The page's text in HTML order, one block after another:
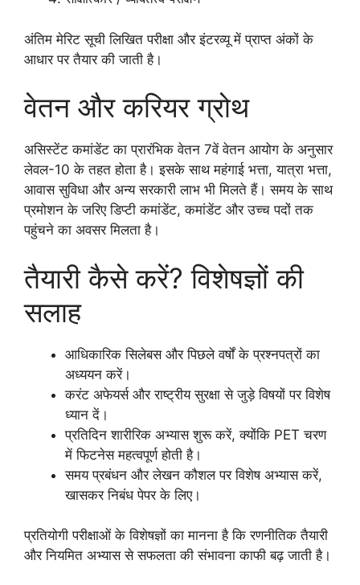
अंतिम मेरिट सूची लिखित परीक्षा और इंटरव्यू में प्राप्त अंकों के
आधार पर तैयार की जाती है।
वेतन और करियर ग्रोथ
असिस्टेंट कमांडेंट का प्रारंभिक वेतन 7वें वेतन आयोग के अनुसार
लेवल-10 के तहत होता है। इसके साथ महंगाई भत्ता, यात्रा भत्ता,
आवास सुविधा और अन्य सरकारी लाभ भी मिलते हैं। समय के साथ
प्रमोशन के जरिए डिप्टी कमांडेंट, कमांडेंट और उच्च पदों तक
पहुंचने का अवसर मिलता है।
तैयारी कैसे करें? विशेषज्ञों की
सलाह
आधिकारिक सिलेबस और पिछले वर्षों के प्रश्नपत्रों का
अध्ययन करें।
करंट अफेयर्स और राष्ट्रीय सुरक्षा से जुड़े विषयों पर विशेष
ध्यान दें।
प्रतिदिन शारीरिक अभ्यास शुरू करें, क्योंकि PET चरण
में फिटनेस महत्वपूर्ण होती है।
समय प्रबंधन और लेखन कौशल पर विशेष अभ्यास करें,
खासकर निबंध पेपर के लिए।
प्रतियोगी परीक्षाओं के विशेषज्ञों का मानना है कि रणनीतिक तैयारी
और नियमित अभ्यास से सफलता की संभावना काफी बढ़ जाती है।